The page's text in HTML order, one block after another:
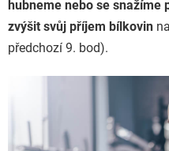
hubneme nebo se snažíme
zvýšit svůj příjem bílkovin
předchozí 9. bod).